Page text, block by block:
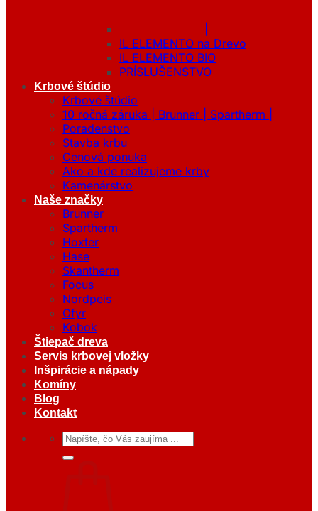
IL ELEMENTO na Drevo
IL ELEMENTO BIO
PRÍSLUŠENSTVO
Krbové štúdio
Krbové štúdio
10 ročná záruka | Brunner | Spartherm |
Poradenstvo
Stavba krbu
Cenová ponuka
Ako a kde realizujeme krby
Kamenárstvo
Naše značky
Brunner
Spartherm
Hoxter
Hase
Skantherm
Focus
Nordpeis
Ofyr
Kobok
Štiepač dreva
Servis krbovej vložky
Inšpirácie a nápady
Komíny
Blog
Kontakt
Hľadať: